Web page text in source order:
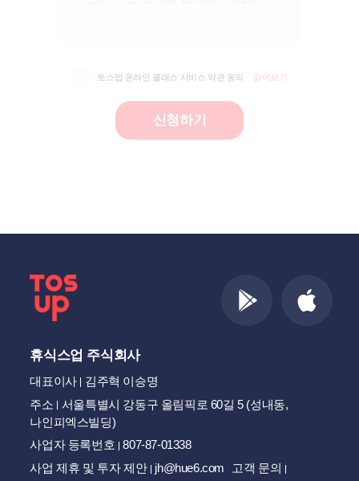
토스업 온라인 클래스 서비스 약관 동의 읽어보기
신청하기
휴식스업 주식회사
대표이사
김주혁 이승명
주소
서울특별시 강동구 올림픽로 60길 5 (성내동,
나인피엑스빌딩)
사업자 등록번호
807-87-01338
사업 제휴 및 투자 제안
jh@hue6.com
고객 문의